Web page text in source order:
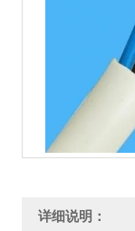
详细说明：